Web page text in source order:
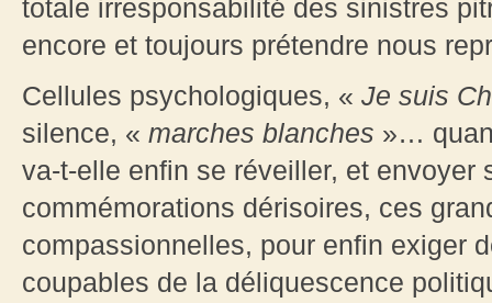
totale irresponsabilité des sinistres
encore et toujours prétendre nous
Cellules psychologiques, « Je suis
silence, « marches blanches »…
va-t-elle enfin se réveiller, et envoyer
commémorations dérisoires, ces
compassionnelles, pour enfin exiger
coupables de la déliquescence